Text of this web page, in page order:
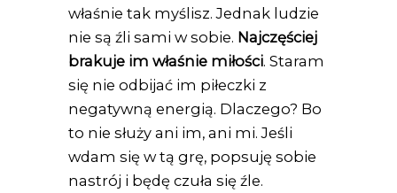
właśnie tak myślisz. Jednak ludzie
nie są źli sami w sobie. Najczęściej
brakuje im właśnie miłości. Staram
się nie odbijać im piłeczki z
negatywną energią. Dlaczego? Bo
to nie służy ani im, ani mi. Jeśli
wdam się w tą grę, popsuję sobie
nastrój i będę czuła się źle.